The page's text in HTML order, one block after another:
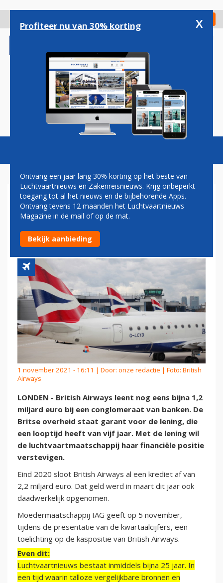
gaan
Check in
Magazine Podcasts Vacatures
BRITISH AIRWAYS LEENT NOG
EENS RUIM EEN MILJARD
EURO
1 november 2021 - 16:11 | Door: onze redactie | Foto: British
Airways
LONDEN - British Airways leent nog eens bijna 1,2
miljard euro bij een conglomeraat van banken. De
Britse overheid staat garant voor de lening, die
een looptijd heeft van vijf jaar. Met de lening wil
de luchtvaartmaatschappij haar financiële positie
verstevigen.
Eind 2020 sloot British Airways al een krediet af van
2,2 miljard euro. Dat geld werd in maart dit jaar ook
daadwerkelijk opgenomen.
Moedermaatschappij IAG geeft op 5 november,
tijdens de presentatie van de kwartaalcijfers, een
toelichting op de kaspositie van British Airways.
Even dit:
Luchtvaartnieuws bestaat inmiddels bijna 25 jaar. In
een tijd waarin talloze vergelijkbare bronnen en
Profiteer nu van 30% korting x
Ontvang een jaar lang 30% korting op het beste van
Luchtvaartnieuws en Zakenreisnieuws. Krijg onbeperkt
toegang tot al het nieuws en de bijbehorende Apps.
Ontvang tevens 12 maanden het Luchtvaartnieuws
Magazine in de mail of op de mat.
Bekijk aanbieding